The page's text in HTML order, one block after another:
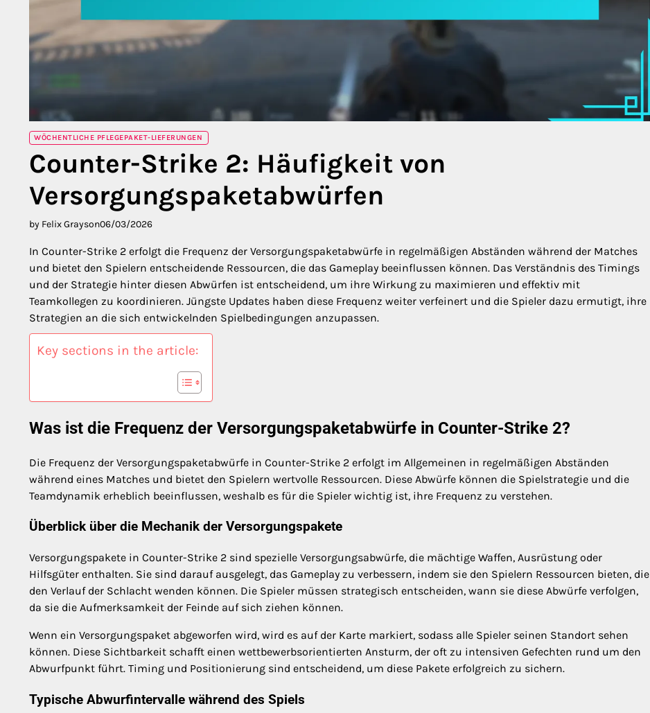
WÖCHENTLICHE PFLEGEPAKET-LIEFERUNGEN
Counter-Strike 2: Häufigkeit von
Versorgungspaketabwürfen
by Felix Grayson06/03/2026
In Counter-Strike 2 erfolgt die Frequenz der Versorgungspaketabwürfe in regelmäßigen Abständen während der Matches
und bietet den Spielern entscheidende Ressourcen, die das Gameplay beeinflussen können. Das Verständnis des Timings
und der Strategie hinter diesen Abwürfen ist entscheidend, um ihre Wirkung zu maximieren und effektiv mit
Teamkollegen zu koordinieren. Jüngste Updates haben diese Frequenz weiter verfeinert und die Spieler dazu ermutigt, ihre
Strategien an die sich entwickelnden Spielbedingungen anzupassen.
Key sections in the article:
Was ist die Frequenz der Versorgungspaketabwürfe in Counter-Strike 2?
Die Frequenz der Versorgungspaketabwürfe in Counter-Strike 2 erfolgt im Allgemeinen in regelmäßigen Abständen
während eines Matches und bietet den Spielern wertvolle Ressourcen. Diese Abwürfe können die Spielstrategie und die
Teamdynamik erheblich beeinflussen, weshalb es für die Spieler wichtig ist, ihre Frequenz zu verstehen.
Überblick über die Mechanik der Versorgungspakete
Versorgungspakete in Counter-Strike 2 sind spezielle Versorgungsabwürfe, die mächtige Waffen, Ausrüstung oder
Hilfsgüter enthalten. Sie sind darauf ausgelegt, das Gameplay zu verbessern, indem sie den Spielern Ressourcen bieten, die
den Verlauf der Schlacht wenden können. Die Spieler müssen strategisch entscheiden, wann sie diese Abwürfe verfolgen,
da sie die Aufmerksamkeit der Feinde auf sich ziehen können.
Wenn ein Versorgungspaket abgeworfen wird, wird es auf der Karte markiert, sodass alle Spieler seinen Standort sehen
können. Diese Sichtbarkeit schafft einen wettbewerbsorientierten Ansturm, der oft zu intensiven Gefechten rund um den
Abwurfpunkt führt. Timing und Positionierung sind entscheidend, um diese Pakete erfolgreich zu sichern.
Typische Abwurfintervalle während des Spiels